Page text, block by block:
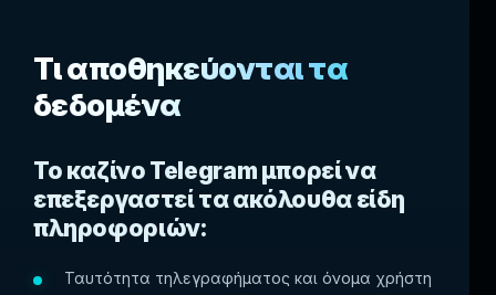
Τι αποθηκεύονται τα
δεδομένα
Το καζίνο Telegram μπορεί να
επεξεργαστεί τα ακόλουθα είδη
πληροφοριών:
Ταυτότητα τηλεγραφήματος και όνομα χρήστη